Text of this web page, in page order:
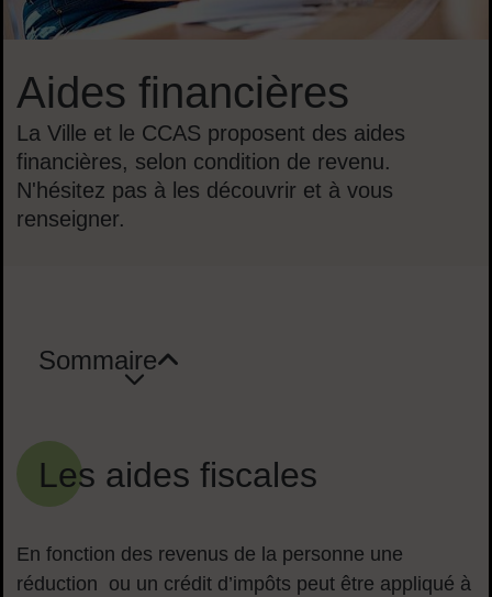
Aides financières
La Ville et le CCAS proposent des aides
financières, selon condition de revenu.
N'hésitez pas à les découvrir et à vous
renseigner.
Sommaire
Les aides fiscales
En fonction des revenus de la personne une
réduction ou un crédit d’impôts peut être appliqué à